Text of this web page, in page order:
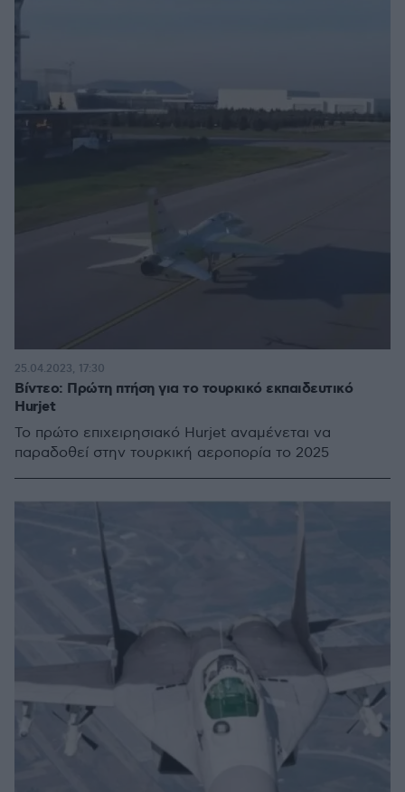
Βίντεο: Πρώτη πτήση για το τουρκικό εκπαιδευτικό
Hurjet
Το πρώτο επιχειρησιακό Hurjet αναμένεται να
παραδοθεί στην τουρκική αεροπορία το 2025
25.04.2023, 17:30